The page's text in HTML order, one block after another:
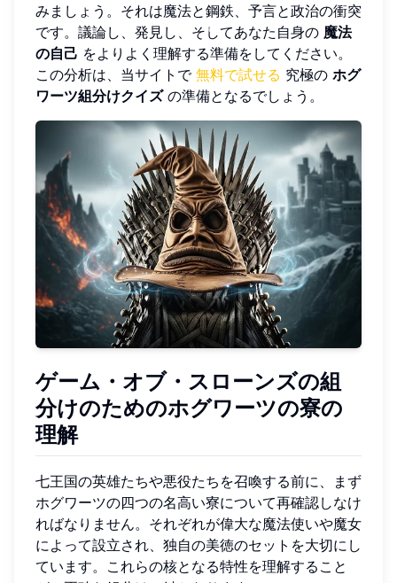
みましょう。それは魔法と鋼鉄、予言と政治の衝突
です。議論し、発見し、そしてあなた自身の 魔法
の自己 をよりよく理解する準備をしてください。
この分析は、当サイトで 無料で試せる 究極の ホグ
ワーツ組分けクイズの準備となるでしょう。
ゲーム・オブ・スローンズの組
分けのためのホグワーツの寮の
理解
七王国の英雄たちや悪役たちを召喚する前に、まず
ホグワーツの四つの名高い寮について再確認しなけ
ればなりません。それぞれが偉大な魔法使いや魔女
によって設立され、独自の美徳のセットを大切にし
ています。これらの核となる特性を理解すること